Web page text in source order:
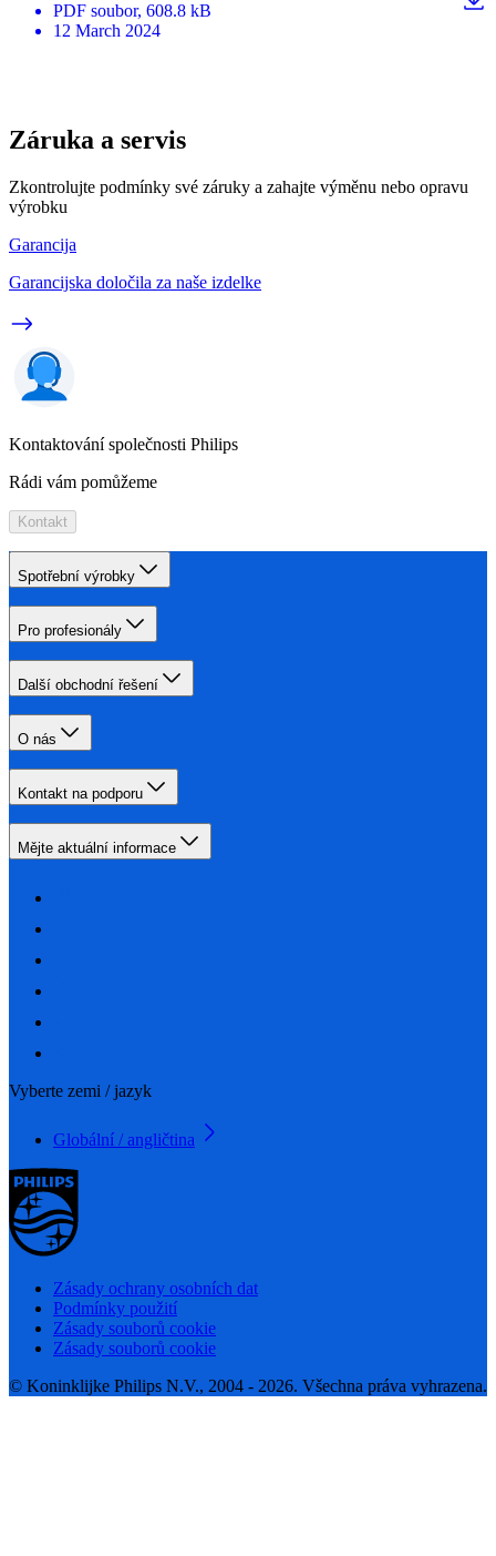
PDF soubor, 608.8 kB
12 March 2024
Záruka a servis
Zkontrolujte podmínky své záruky a zahajte výměnu nebo opravu
výrobku
Garancija
Garancijska določila za naše izdelke
Kontaktování společnosti Philips
Rádi vám pomůžeme
Kontakt
Spotřební výrobky
Pro profesionály
Další obchodní řešení
O nás
Kontakt na podporu
Mějte aktuální informace
Vyberte zemi / jazyk
Globální / angličtina
Zásady ochrany osobních dat
Podmínky použití
Zásady souborů cookie
Zásady souborů cookie
© Koninklijke Philips N.V., 2004 - 2026. Všechna práva vyhrazena.